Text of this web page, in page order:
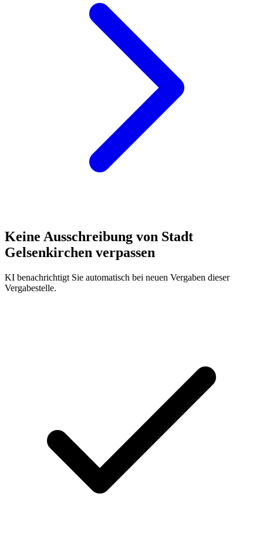
Keine Ausschreibung von Stadt
Gelsenkirchen verpassen
KI benachrichtigt Sie automatisch bei neuen Vergaben dieser
Vergabestelle.